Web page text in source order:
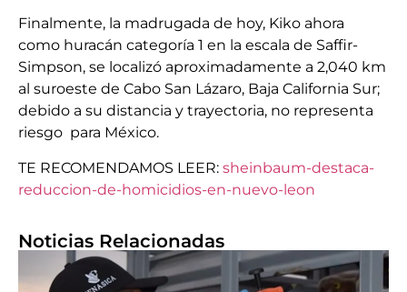
Finalmente, la madrugada de hoy, Kiko ahora
como huracán categoría 1 en la escala de Saffir-
Simpson, se localizó aproximadamente a 2,040 km
al suroeste de Cabo San Lázaro, Baja California Sur;
debido a su distancia y trayectoria, no representa
riesgo para México.
TE RECOMENDAMOS LEER: sheinbaum-destaca-
reduccion-de-homicidios-en-nuevo-leon
Noticias Relacionadas